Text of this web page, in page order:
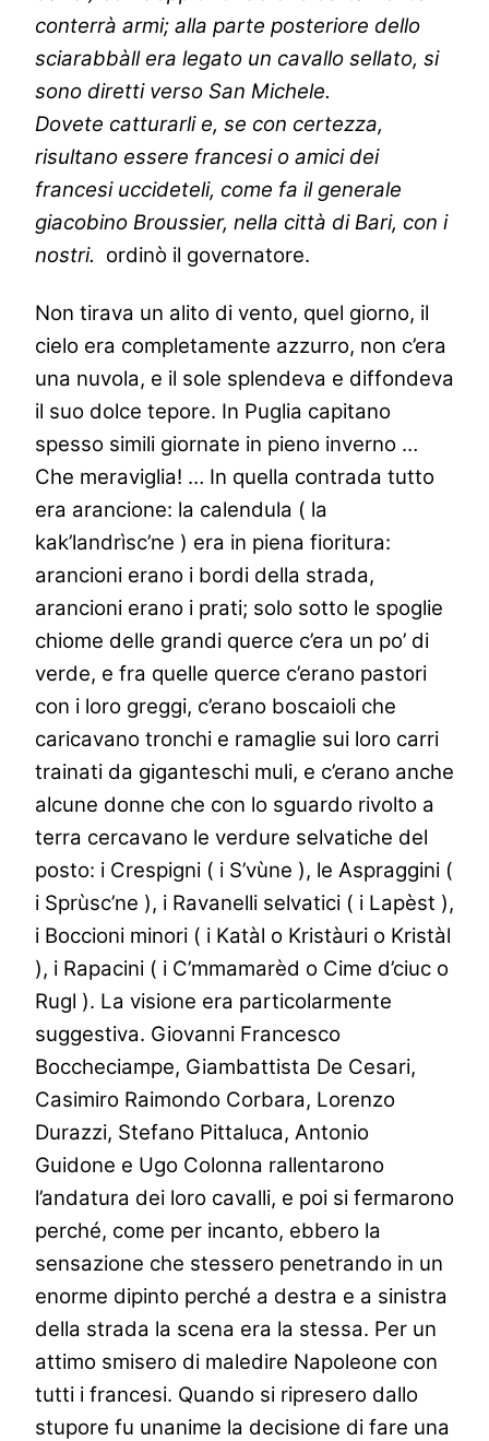
conterrà armi; alla parte posteriore dello
sciarabbàll era legato un cavallo sellato, si
sono diretti verso San Michele.
Dovete catturarli e, se con certezza,
risultano essere francesi o amici dei
francesi uccideteli, come fa il generale
giacobino Broussier, nella città di Bari, con i
nostri. ordinò il governatore.
Non tirava un alito di vento, quel giorno, il
cielo era completamente azzurro, non c’era
una nuvola, e il sole splendeva e diffondeva
il suo dolce tepore. In Puglia capitano
spesso simili giornate in pieno inverno …
Che meraviglia! … In quella contrada tutto
era arancione: la calendula ( la
kak’landrìsc’ne ) era in piena fioritura:
arancioni erano i bordi della strada,
arancioni erano i prati; solo sotto le spoglie
chiome delle grandi querce c’era un po’ di
verde, e fra quelle querce c’erano pastori
con i loro greggi, c’erano boscaioli che
caricavano tronchi e ramaglie sui loro carri
trainati da giganteschi muli, e c’erano anche
alcune donne che con lo sguardo rivolto a
terra cercavano le verdure selvatiche del
posto: i Crespigni ( i S’vùne ), le Aspraggini (
i Sprùsc’ne ), i Ravanelli selvatici ( i Lapèst ),
i Boccioni minori ( i Katàl o Kristàuri o Kristàl
), i Rapacini ( i C’mmamarèd o Cime d’ciuc o
Rugl ). La visione era particolarmente
suggestiva. Giovanni Francesco
Boccheciampe, Giambattista De Cesari,
Casimiro Raimondo Corbara, Lorenzo
Durazzi, Stefano Pittaluca, Antonio
Guidone e Ugo Colonna rallentarono
l’andatura dei loro cavalli, e poi si fermarono
perché, come per incanto, ebbero la
sensazione che stessero penetrando in un
enorme dipinto perché a destra e a sinistra
della strada la scena era la stessa. Per un
attimo smisero di maledire Napoleone con
tutti i francesi. Quando si ripresero dallo
stupore fu unanime la decisione di fare una